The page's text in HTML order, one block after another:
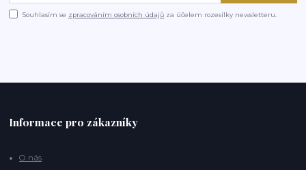
Souhlasím se zpracováním osobních údajů za účelem rozesílky newsletteru.
Informace pro zákazníky
O nás